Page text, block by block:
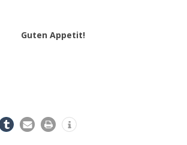
Guten Appetit!